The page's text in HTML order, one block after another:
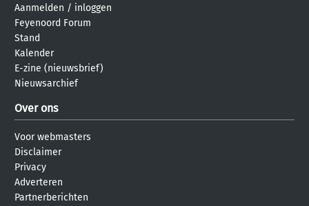
Aanmelden / inloggen
Feyenoord Forum
Stand
Kalender
E-zine (nieuwsbrief)
Nieuwsarchief
Over ons
Voor webmasters
Disclaimer
Privacy
Adverteren
Partnerberichten